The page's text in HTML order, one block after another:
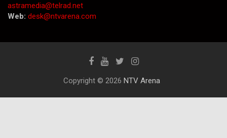
astramedia@telrad.net
Web: desk@ntvarena.com
Copyright © 2026 NTV Arena